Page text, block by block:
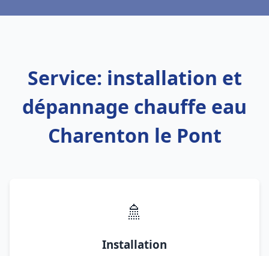
Service: installation et
dépannage chauffe eau
Charenton le Pont
🚿
Installation